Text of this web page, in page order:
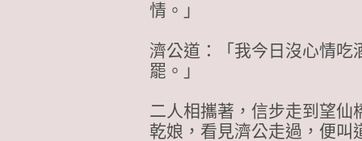
情。」
濟公道：「我今日沒心情吃
罷。」
二人相攜著，信步走到望仙
乾娘，看見濟公走過，便叫